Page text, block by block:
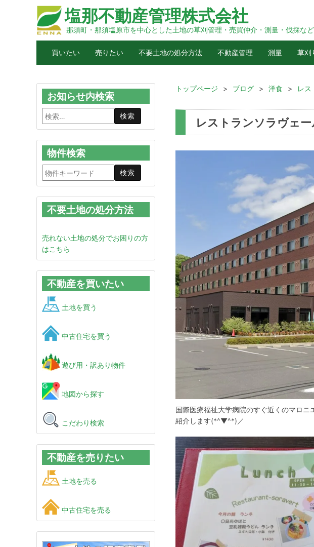
塩那不動産管理株式会社
那須町・那須塩原市を中心とした土地の草刈管理・売買仲介・測量・伐採な
買いたい 売りたい 不要土地の処分方法 不動産管理 測量 草刈
トップページ > ブログ > 洋食 > レス
レストランソラヴェー
国際医療福祉大学病院のすぐ近くのマロニ
紹介します(*^▼^*)／
お知らせ内検索
物件検索
不要土地の処分方法
売れない土地の処分でお困りの方
はこちら
不動産を買いたい
土地を買う
中古住宅を買う
遊び用・訳あり物件
地図から探す
こだわり検索
不動産を売りたい
土地を売る
中古住宅を売る